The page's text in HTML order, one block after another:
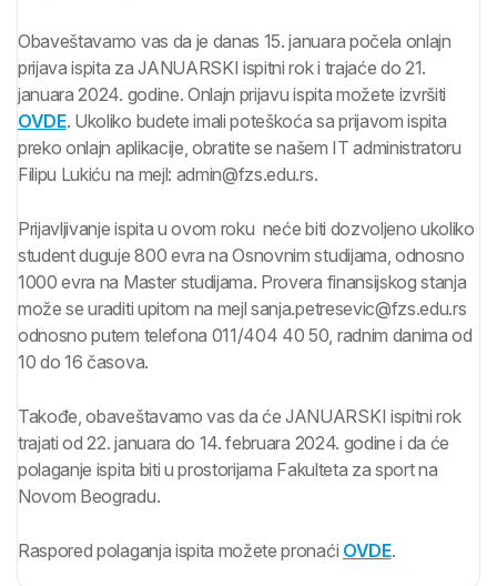
Obaveštavamo vas da je danas 15. januara počela onlajn
prijava ispita za JANUARSKI ispitni rok i trajaće do 21.
januara 2024. godine. Onlajn prijavu ispita možete izvršiti
OVDE. Ukoliko budete imali poteškoća sa prijavom ispita
preko onlajn aplikacije, obratite se našem IT administratoru
Filipu Lukiću na mejl: admin@fzs.edu.rs.
Prijavljivanje ispita u ovom roku neće biti dozvoljeno ukoliko
student duguje 800 evra na Osnovnim studijama, odnosno
1000 evra na Master studijama. Provera finansijskog stanja
može se uraditi upitom na mejl sanja.petresevic@fzs.edu.rs
odnosno putem telefona 011/404 40 50, radnim danima od
10 do 16 časova.
Takođe, obaveštavamo vas da će JANUARSKI ispitni rok
trajati od 22. januara do 14. februara 2024. godine i da će
polaganje ispita biti u prostorijama Fakulteta za sport na
Novom Beogradu.
Raspored polaganja ispita možete pronaći OVDE.